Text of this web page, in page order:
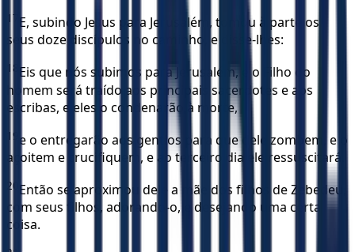
17 E, subindo Jesus para Jerusalém, tomou à parte os
seus doze discípulos no caminho, e disse-lhes:
18 Eis que nós subimos para Jerusalém, e o Filho do
homem será traído aos principais sacerdotes e aos
escribas, e eles o condenarão à morte,
19 e o entregarão aos gentios para que dele zombem, e o
açoitem e crucifiquem, e ao terceiro dia ele ressuscitará.
20 Então se aproximou dele a mãe dos filhos de Zebedeu,
com seus filhos, adorando-o, e desejando uma certa
coisa.